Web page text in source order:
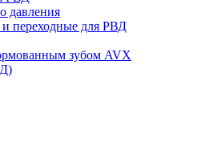
давления
переходные для РВД
зубом AVX